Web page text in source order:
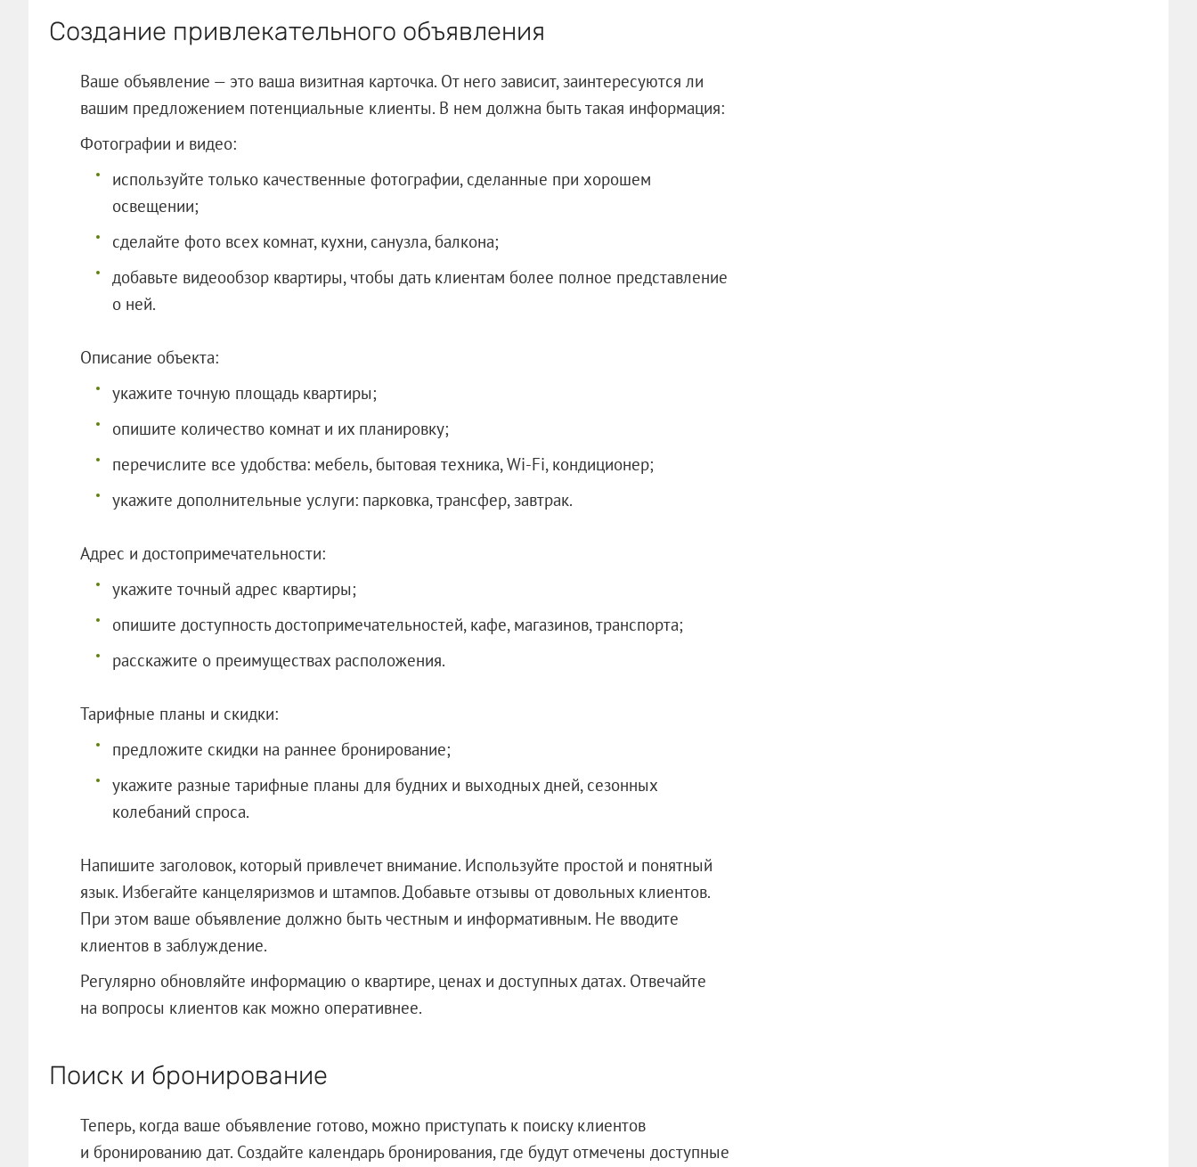
Создание привлекательного объявления
Ваше объявление — это ваша визитная карточка. От него зависит, заинтересуются ли
вашим предложением потенциальные клиенты. В нем должна быть такая информация:
Фотографии и видео:
используйте только качественные фотографии, сделанные при хорошем
освещении;
сделайте фото всех комнат, кухни, санузла, балкона;
добавьте видеообзор квартиры, чтобы дать клиентам более полное представление
о ней.
Описание объекта:
укажите точную площадь квартиры;
опишите количество комнат и их планировку;
перечислите все удобства: мебель, бытовая техника, Wi-Fi, кондиционер;
укажите дополнительные услуги: парковка, трансфер, завтрак.
Адрес и достопримечательности:
укажите точный адрес квартиры;
опишите доступность достопримечательностей, кафе, магазинов, транспорта;
расскажите о преимуществах расположения.
Тарифные планы и скидки:
предложите скидки на раннее бронирование;
укажите разные тарифные планы для будних и выходных дней, сезонных
колебаний спроса.
Напишите заголовок, который привлечет внимание. Используйте простой и понятный
язык. Избегайте канцеляризмов и штампов. Добавьте отзывы от довольных клиентов.
При этом ваше объявление должно быть честным и информативным. Не вводите
клиентов в заблуждение.
Регулярно обновляйте информацию о квартире, ценах и доступных датах. Отвечайте
на вопросы клиентов как можно оперативнее.
Поиск и бронирование
Теперь, когда ваше объявление готово, можно приступать к поиску клиентов
и бронированию дат. Создайте календарь бронирования, где будут отмечены доступные